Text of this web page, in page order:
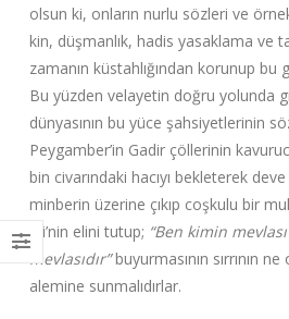
olsun ki, onların nurlu sözleri ve
kin, düşmanlık, hadis yasaklama ve
zamanın küstahlığından korunup bu
Bu yüzden velayetin doğru yolunda
dünyasının bu yüce şahsiyetlerinin
Peygamber’in Gadir çöllerinin
bin civarındaki hacıyı bekleterek
minberin üzerine çıkıp coşkulu bir
Ali’nin elini tutup; “Ben kimin
mevlasıdır”buyurmasının sırrının
alemine sunmalıdırlar.